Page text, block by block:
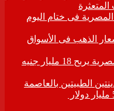
فى ختام اليوم
ارتفاع أسعار الذهب فى الأسواق
رأس المال السوقي للبورصة المصرية يربح 18 مليار جنيه
الطبيتين بالعاصمة